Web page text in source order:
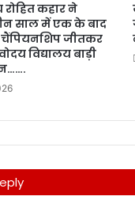
कहार ने
साल में एक के बाद
जीतकर
विद्यालय बाड़ी